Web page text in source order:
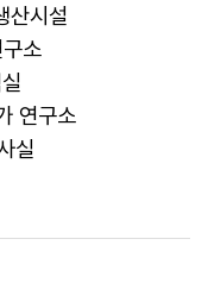
산시설
소
연구소
실